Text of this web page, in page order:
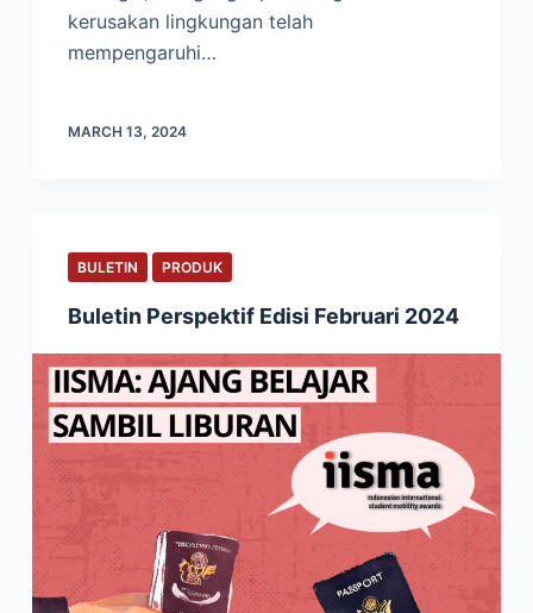
kerusakan lingkungan telah
mempengaruhi…
MARCH 13, 2024
BULETIN PRODUK
Buletin Perspektif Edisi Februari 2024